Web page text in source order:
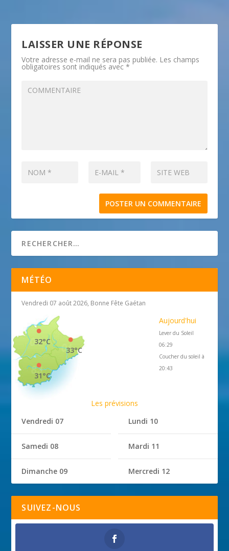
LAISSER UNE RÉPONSE
Votre adresse e-mail ne sera pas publiée. Les champs
obligatoires sont indiqués avec*
MÉTÉO
Vendredi 07 août 2026, Bonne Fête Gaétan
33°C
32°C
31°C
Aujourd'hui
Lever du Soleil
06:29
Coucher du soleil à
20:43
Les prévisions
Vendredi 07
Samedi 08
Dimanche 09
Lundi 10
Mardi 11
Mercredi 12
SUIVEZ-NOUS